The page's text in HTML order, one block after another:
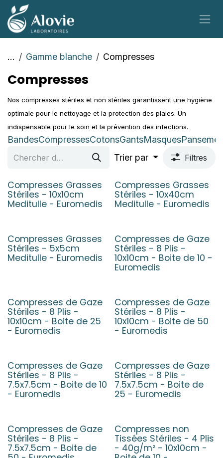
Se rendre au contenu
... Gamme blanche Compresses
Compresses
Nos compresses stériles et non stériles garantissent une hygiène
optimale pour le nettoyage et la protection des plaies. Un
indispensable pour le soin et la prévention des infections.
BandesCompressesCotonsGantsMasques
Trier par
Filtres
Compresses Grasses
Stériles - 10x10cm
Meditulle - Euromedis
Compresses Grasses
Stériles - 10x40cm
Meditulle - Euromedis
Compresses Grasses
Stériles - 5x5cm
Meditulle - Euromedis
Compresses de Gaze
Stériles - 8 Plis -
10x10cm - Boite de 10 -
Euromedis
Compresses de Gaze
Stériles - 8 Plis -
10x10cm - Boite de 25
- Euromedis
Compresses de Gaze
Stériles - 8 Plis -
10x10cm - Boite de 50
- Euromedis
Compresses de Gaze
Stériles - 8 Plis -
7.5x7.5cm - Boite de 10
- Euromedis
Compresses de Gaze
Stériles - 8 Plis -
7.5x7.5cm - Boite de
25 - Euromedis
Compresses de Gaze
Stériles - 8 Plis -
7.5x7.5cm - Boite de
Compresses non
Tissées Stériles - 4 Plis
- 40g/m² - 10x10cm -